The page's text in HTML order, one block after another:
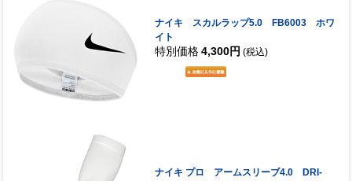
ナイキ スカルラップ5.0 FB6003 ホワ
イト
特別価格 4,300円 (税込)
ナイキ プロ アームスリーブ4.0 DRI-